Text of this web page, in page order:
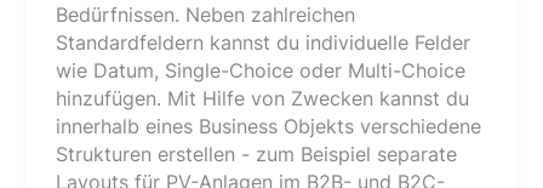
Bedürfnissen. Neben zahlreichen
Standardfeldern kannst du individuelle Felder
wie Datum, Single-Choice oder Multi-Choice
hinzufügen. Mit Hilfe von Zwecken kannst du
innerhalb eines Business Objekts verschiedene
Strukturen erstellen - zum Beispiel separate
Layouts für PV-Anlagen im B2B- und B2C-